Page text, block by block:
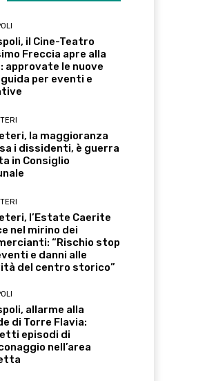
il Cine-Teatro
Freccia apre alla
approvate le nuove
per eventi e
la maggioranza
i dissidenti, è guerra
in Consiglio
l’Estate Caerite
nel mirino dei
“Rischio stop
e danni alle
del centro storico”
allarme alla
di Torre Flavia:
episodi di
nell’area